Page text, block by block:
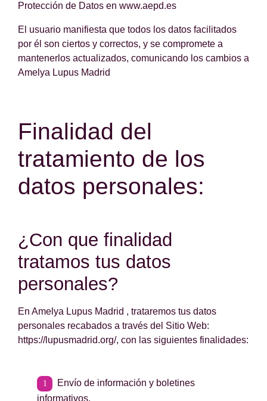
Protección de Datos en www.aepd.es
El usuario manifiesta que todos los datos facilitados
por él son ciertos y correctos, y se compromete a
mantenerlos actualizados, comunicando los cambios a
Amelya Lupus Madrid
Finalidad del
tratamiento de los
datos personales:
¿Con que finalidad
tratamos tus datos
personales?
En Amelya Lupus Madrid , trataremos tus datos
personales recabados a través del Sitio Web:
https://lupusmadrid.org/, con las siguientes finalidades:
Envío de información y boletines
informativos.